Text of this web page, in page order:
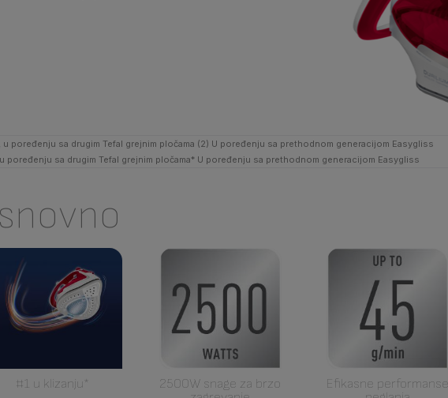
u poređenju sa drugim Tefal grejnim pločama (2) U poređenju sa prethodnom generacijom Easygliss
poređenju sa drugim Tefal grejnim pločama* U poređenju sa prethodnom generacijom Easygliss
#1 u klizanju*
2500W snage za brzo
Efikasne performanse